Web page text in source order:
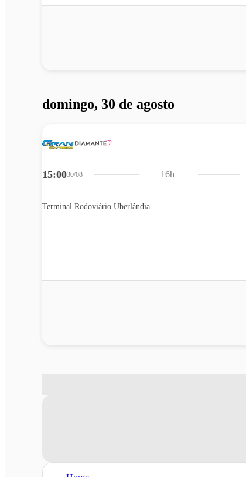
domingo, 30 de agosto
15:0030/08
Terminal Rodoviário Uberlândia
16h